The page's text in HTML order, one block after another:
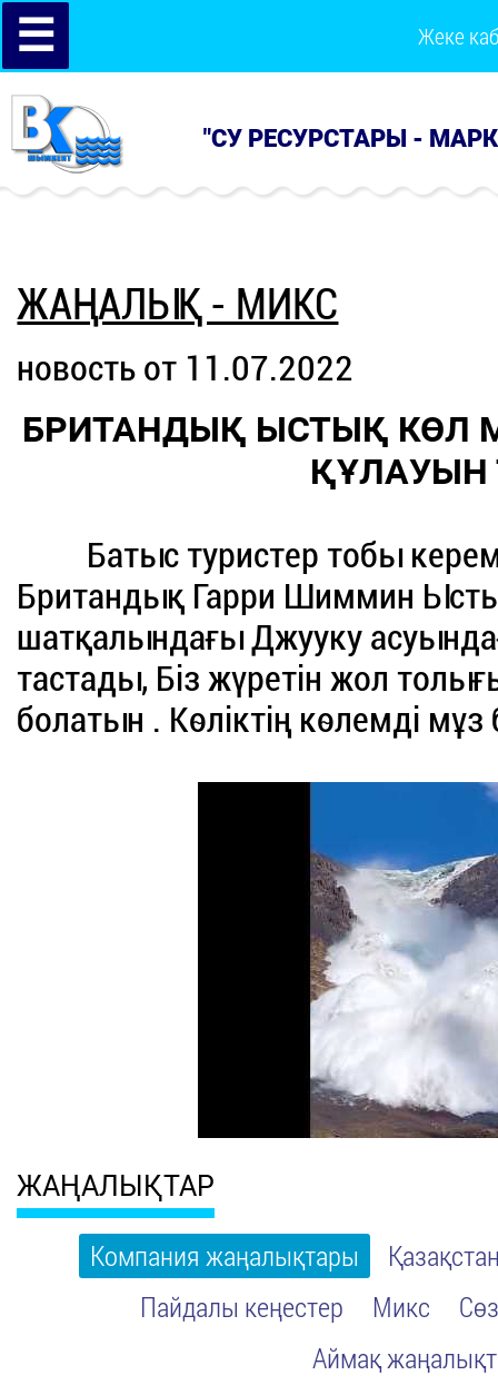
☰ Жеке
"СУ РЕСУРСТАРЫ -
ЖАҢАЛЫҚ - МИКС
новость от 11.07.2022
БРИТАНДЫҚ ЫСТЫҚ
ҚҰЛАУЫН
Батыс туристер тобы
Британдық Гарри Шиммин
шатқалындағы Джууку
тастады, Біз жүретін жол
болатын . Көліктің көлемді
ЖАҢАЛЫҚТАР
Компания жаңалықтары
Пайдалы кеңестер
Микс
Аймақ